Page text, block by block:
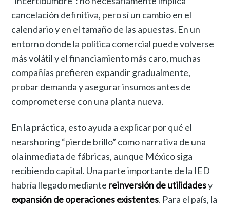
cancelación definitiva, pero sí un cambio en el
calendario y en el tamaño de las apuestas. En un
entorno donde la política comercial puede volverse
más volátil y el financiamiento más caro, muchas
compañías prefieren expandir gradualmente,
probar demanda y asegurar insumos antes de
comprometerse con una planta nueva.
En la práctica, esto ayuda a explicar por qué el
nearshoring “pierde brillo” como narrativa de una
ola inmediata de fábricas, aunque México siga
recibiendo capital. Una parte importante de la IED
habría llegado mediante reinversión de utilidadesy
expansión de operaciones existentes. Para el país, la